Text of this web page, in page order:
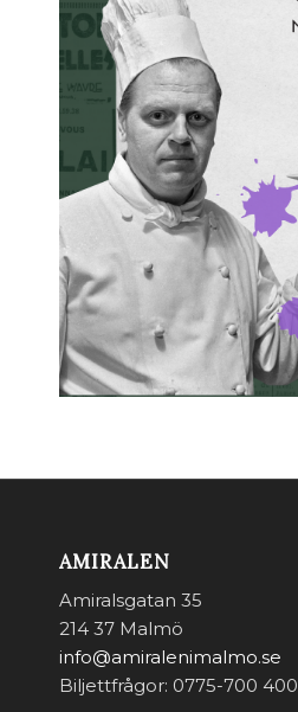
AMIRALEN
Amiralsgatan 35
214 37 Malmö
info@amiralenimalmo.se
Biljettfrågor: 0775-700 400